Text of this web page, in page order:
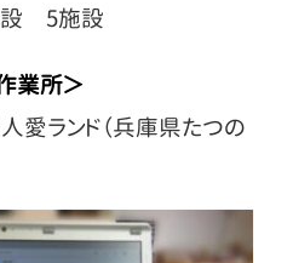
設 5施設
業所＞
愛ランド（兵庫県たつの